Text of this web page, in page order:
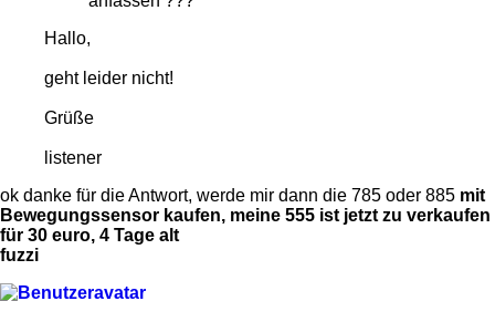
Hallo,
geht leider nicht!
Grüße
listener
ok danke für die Antwort, werde mir dann die 785 oder 885 mit
Bewegungssensor kaufen, meine 555 ist jetzt zu verkaufen
für 30 euro, 4 Tage alt
fuzzi